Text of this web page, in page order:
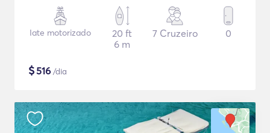
Iate motorizado
20 ft
6 m
7 Cruzeiro 0
$516 /dia